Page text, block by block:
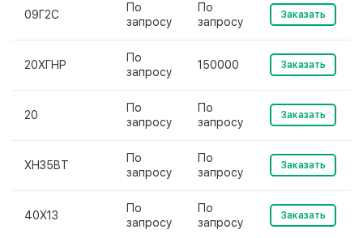
09Г2С
По
запросу
По
запросу
Заказать
20ХГНР
По
запросу
150000 Заказать
20
По
запросу
По
запросу
Заказать
ХН35ВТ
По
запросу
По
запросу
Заказать
40Х13
По
запросу
По
запросу
Заказать